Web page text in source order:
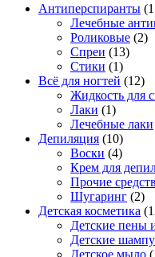
Антиперспиранты
Лечебные
Роликовые (2)
Спреи (13)
Стики (1)
Всё для ногтей (12)
Жидкость для
Лаки (1)
Лечебные лаки
Депиляция (10)
Воски (4)
Крем для
Прочие
Шугаринг (2)
Детская косметика
Детские пены
Детские
Детское мыло